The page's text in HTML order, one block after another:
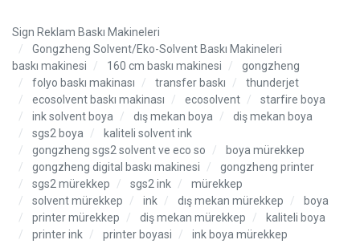
Sign Reklam Baskı Makineleri
Gongzheng Solvent/Eko-Solvent Baskı Makineleri
baskı makinesi
160 cm baskı makinesi
gongzheng
folyo baskı makinası
transfer baskı
thunderjet
ecosolvent baskı makinası
ecosolvent
starfire boya
ink solvent boya
dış mekan boya
diş mekan boya
sgs2 boya
kaliteli solvent ink
gongzheng sgs2 solvent ve eco so
boya mürekkep
gongzheng digital baskı makinesi
gongzheng printer
sgs2 mürekkep
sgs2 ink
mürekkep
solvent mürekkep
ink dış mekan mürekkep
boya
printer mürekkep
diş mekan mürekkep
kaliteli boya
printer ink
printer boyasi
ink boya mürekkep